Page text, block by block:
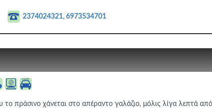
2374024321, 6973534701
το πράσινο χάνεται στο απέραντο γαλάζιο, μόλις λίγα λεπτά